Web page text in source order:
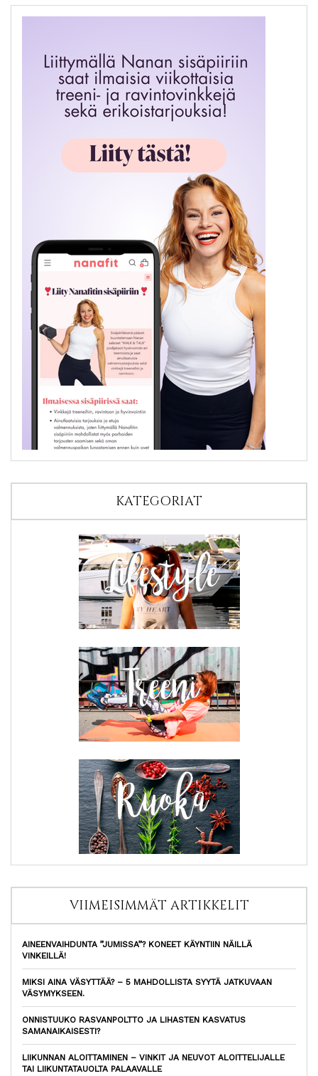
KATEGORIAT
VIIMEISIMMÄT ARTIKKELIT
AINEENVAIHDUNTA ”JUMISSA”? KONEET KÄYNTIIN NÄILLÄ
VINKEILLÄ!
MIKSI AINA VÄSYTTÄÄ? – 5 MAHDOLLISTA SYYTÄ JATKUVAAN
VÄSYMYKSEEN.
ONNISTUUKO RASVANPOLTTO JA LIHASTEN KASVATUS
SAMANAIKAISESTI?
LIIKUNNAN ALOITTAMINEN – VINKIT JA NEUVOT ALOITTELIJALLE
TAI LIIKUNTATAUOLTA PALAAVALLE